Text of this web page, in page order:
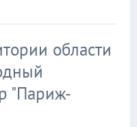
области
"Париж-